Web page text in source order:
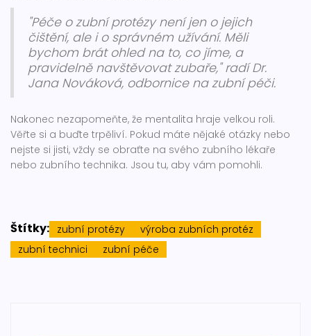
"Péče o zubní protézy není jen o jejich
čištění, ale i o správném užívání. Měli
bychom brát ohled na to, co jíme, a
pravidelně navštěvovat zubaře," radí Dr.
Jana Nováková, odbornice na zubní péči.
Nakonec nezapomeňte, že mentalita hraje velkou roli.
Věřte si a buďte trpěliví. Pokud máte nějaké otázky nebo
nejste si jisti, vždy se obraťte na svého zubního lékaře
nebo zubního technika. Jsou tu, aby vám pomohli.
Štítky: zubní protézy
výroba zubních protéz
zubní technici
zubní péče